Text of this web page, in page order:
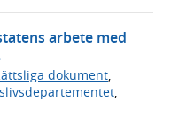
arbete med
dokument